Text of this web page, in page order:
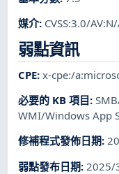
媒介: CVSS:3.0/
弱點資訊
CPE:x-cpe:/
必要的 KB 項目:
WMI/Windows App
修補程式發佈日期:
弱點發布日期: 2025/